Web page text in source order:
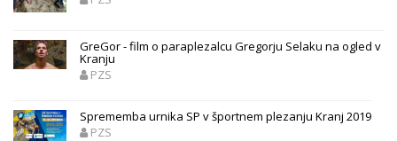
GreGor - film o paraplezalcu Gregorju Selaku na ogled v
Kranju
PZS
Sprememba urnika SP v športnem plezanju Kranj 2019
PZS